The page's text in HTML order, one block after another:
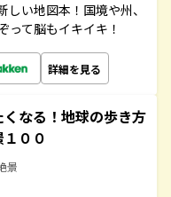
い地図本！国境や州、
って脳もイキイキ！
詳細を見る
なる！地球の歩き方
００
景